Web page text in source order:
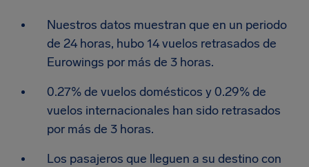
Nuestros datos muestran que en un periodo
de 24 horas, hubo 14 vuelos retrasados de
Eurowings por más de 3 horas.
0.27% de vuelos domésticos y 0.29% de
vuelos internacionales han sido retrasados
por más de 3 horas.
Los pasajeros que lleguen a su destino con